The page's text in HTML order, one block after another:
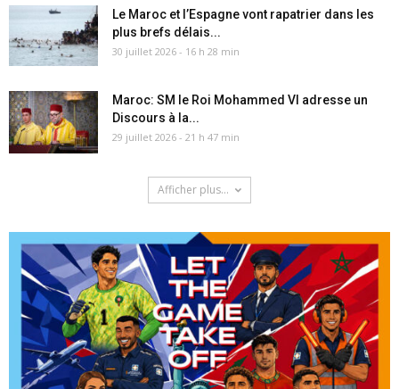
Le Maroc et l’Espagne vont rapatrier dans les
plus brefs délais...
30 juillet 2026 - 16 h 28 min
Maroc: SM le Roi Mohammed VI adresse un
Discours à la...
29 juillet 2026 - 21 h 47 min
Afficher plus...